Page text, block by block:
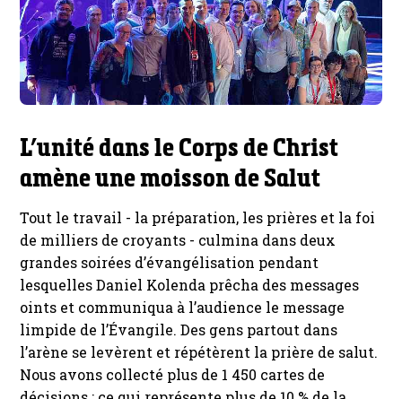
L’unité dans le Corps de Christ
amène une moisson de Salut
Tout le travail - la préparation, les prières et la foi
de milliers de croyants - culmina dans deux
grandes soirées d’évangélisation pendant
lesquelles Daniel Kolenda prêcha des messages
oints et communiqua à l’audience le message
limpide de l’Évangile. Des gens partout dans
l’arène se levèrent et répétèrent la prière de salut.
Nous avons collecté plus de 1 450 cartes de